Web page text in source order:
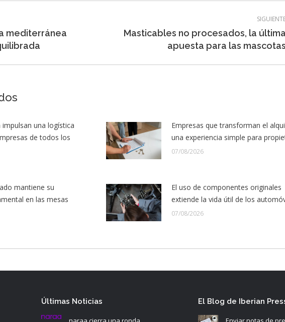
mediterránea
EntradaMasticables no procesados, la última
apuesta para las mascotas
una logística
de todos los
Empresas que transforman el
una experiencia simple para
07/08/2026
mantiene su
en las mesas
El uso de componentes originales
extiende la vida útil de los
07/08/2026
Últimas Noticias El Blog de Iberian